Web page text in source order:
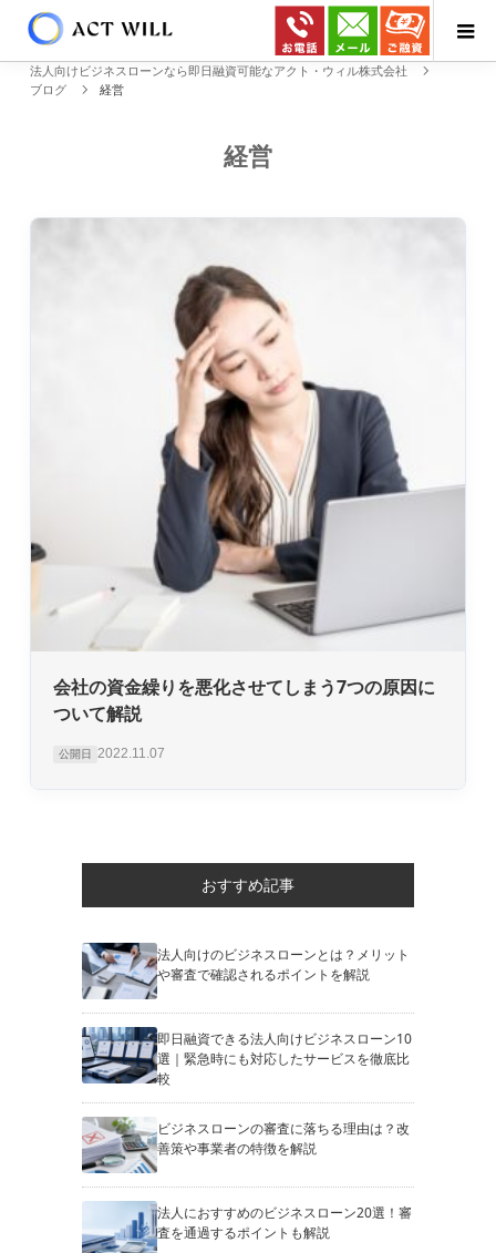
法人向けビジネスローンなら即日融資可能なアクト・ウィル株式会社
ブログ
経営
経営
会社の資金繰りを悪化させてしまう7つの原因に
ついて解説
公開日 2022.11.07
おすすめ記事
法人向けのビジネスローンとは？メリット
や審査で確認されるポイントを解説
即日融資できる法人向けビジネスローン10
選｜緊急時にも対応したサービスを徹底比
較
ビジネスローンの審査に落ちる理由は？改
善策や事業者の特徴を解説
法人におすすめのビジネスローン20選！審
査を通過するポイントも解説